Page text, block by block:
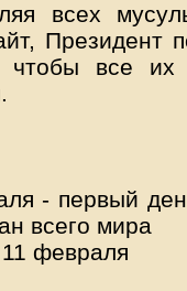
всех
Президент
чтобы все
- первый
всего мира
февраля